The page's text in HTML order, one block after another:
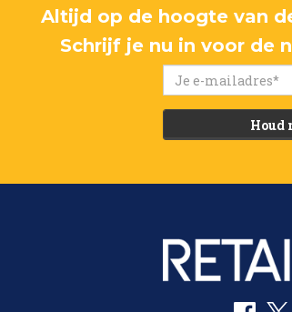
Altijd op de hoogte van
Schrijf je nu in voor de
Houd